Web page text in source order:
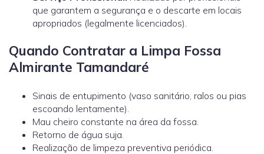
que garantem a segurança e o descarte em locais
apropriados (legalmente licenciados).
Quando Contratar a Limpa Fossa
Almirante Tamandaré
Sinais de entupimento (vaso sanitário, ralos ou pias
escoando lentamente).
Mau cheiro constante na área da fossa.
Retorno de água suja.
Realização de limpeza preventiva periódica.